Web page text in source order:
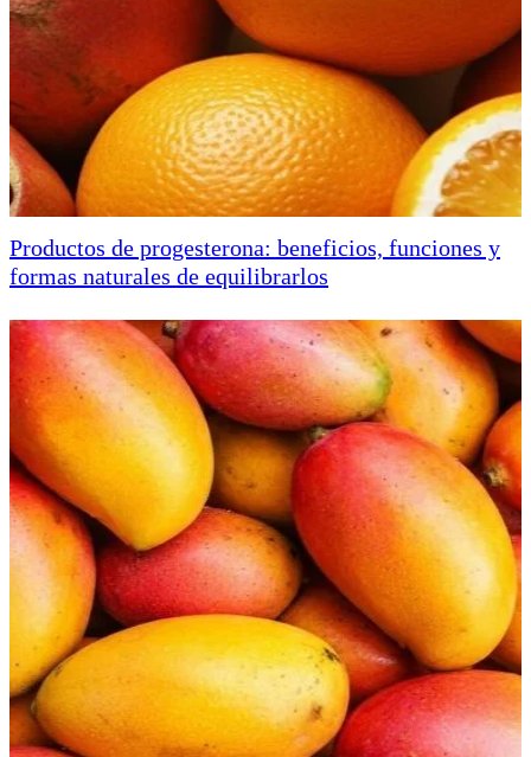
Productos de progesterona: beneficios, funciones y
formas naturales de equilibrarlos